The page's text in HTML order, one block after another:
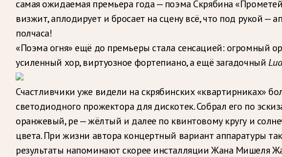
самая ожидаемая премьера года — поэма Скрябина
визжит, аплодирует и бросает на сцену всё, что под рукой
полчаса!
«Поэма огня» ещё до премьеры стала сенсацией: огромный
усиленный хор, виртуозное фортепиано, а ещё загадочный
Счастливчики уже видели на скрябинских «квартирниках»
светодиодного прожектора для дискотек. Собрал его по
оранжевый, ре — жёлтый и далее по квинтовому кругу и
цвета. При жизни автора концертный вариант аппаратуры
результаты напоминают скорее инсталляции Жана Мишеля